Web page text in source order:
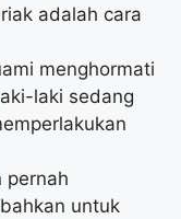
adalah cara
menghormati
laki sedang
pernah
untuk